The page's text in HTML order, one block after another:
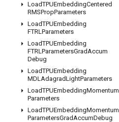
LoadTPUEmbeddingCentered
RMSPropParameters
LoadTPUEmbedding
FTRLParameters
LoadTPUEmbedding
FTRLParametersGradAccum
Debug
LoadTPUEmbedding
MDLAdagradLightParameters
LoadTPUEmbeddingMomentum
Parameters
LoadTPUEmbeddingMomentum
ParametersGradAccumDebug